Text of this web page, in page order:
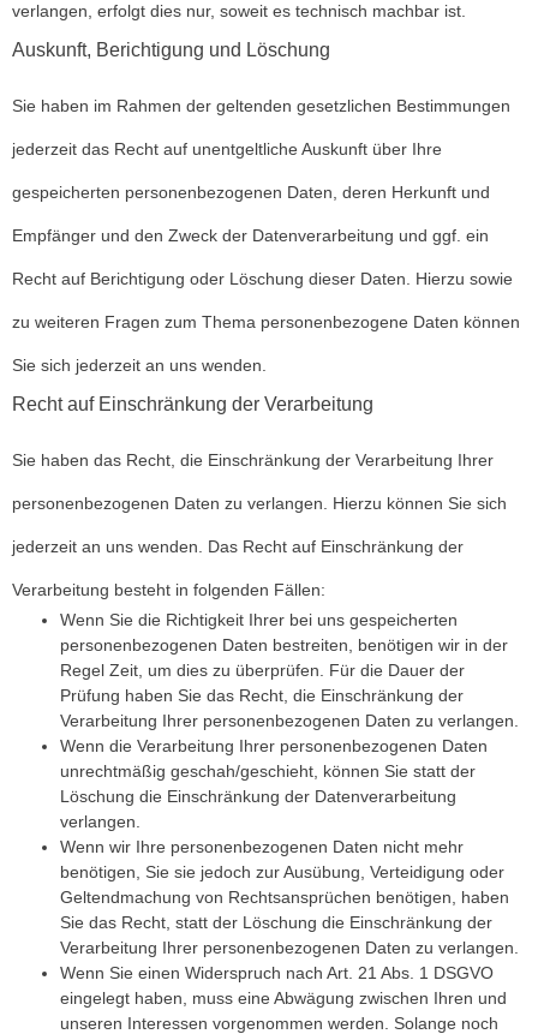
verlangen, erfolgt dies nur, soweit es technisch machbar ist.
Auskunft, Berichtigung und Löschung
Sie haben im Rahmen der geltenden gesetzlichen Bestimmungen
jederzeit das Recht auf unentgeltliche Auskunft über Ihre
gespeicherten personenbezogenen Daten, deren Herkunft und
Empfänger und den Zweck der Datenverarbeitung und ggf. ein
Recht auf Berichtigung oder Löschung dieser Daten. Hierzu sowie
zu weiteren Fragen zum Thema personenbezogene Daten können
Sie sich jederzeit an uns wenden.
Recht auf Einschränkung der Verarbeitung
Sie haben das Recht, die Einschränkung der Verarbeitung Ihrer
personenbezogenen Daten zu verlangen. Hierzu können Sie sich
jederzeit an uns wenden. Das Recht auf Einschränkung der
Verarbeitung besteht in folgenden Fällen:
Wenn Sie die Richtigkeit Ihrer bei uns gespeicherten
personenbezogenen Daten bestreiten, benötigen wir in der
Regel Zeit, um dies zu überprüfen. Für die Dauer der
Prüfung haben Sie das Recht, die Einschränkung der
Verarbeitung Ihrer personenbezogenen Daten zu verlangen.
Wenn die Verarbeitung Ihrer personenbezogenen Daten
unrechtmäßig geschah/geschieht, können Sie statt der
Löschung die Einschränkung der Datenverarbeitung
verlangen.
Wenn wir Ihre personenbezogenen Daten nicht mehr
benötigen, Sie sie jedoch zur Ausübung, Verteidigung oder
Geltendmachung von Rechtsansprüchen benötigen, haben
Sie das Recht, statt der Löschung die Einschränkung der
Verarbeitung Ihrer personenbezogenen Daten zu verlangen.
Wenn Sie einen Widerspruch nach Art. 21 Abs. 1 DSGVO
eingelegt haben, muss eine Abwägung zwischen Ihren und
unseren Interessen vorgenommen werden. Solange noch